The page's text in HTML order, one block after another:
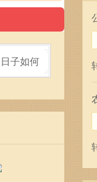
子如何